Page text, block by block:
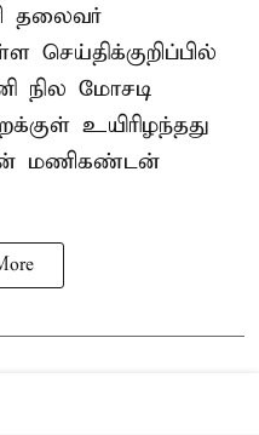
தலைவர்
செய்திக்குறிப்பில்
நில மோசடி
உயிரிழந்தது
மணிகண்டன்